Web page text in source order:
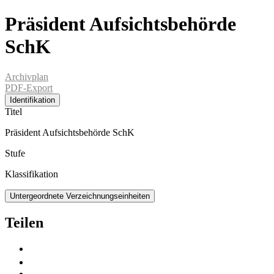
Präsident Aufsichtsbehörde
SchK
Archivplan
PDF-Export
Identifikation
Titel
Präsident Aufsichtsbehörde SchK
Stufe
Klassifikation
Untergeordnete Verzeichnungseinheiten
Teilen